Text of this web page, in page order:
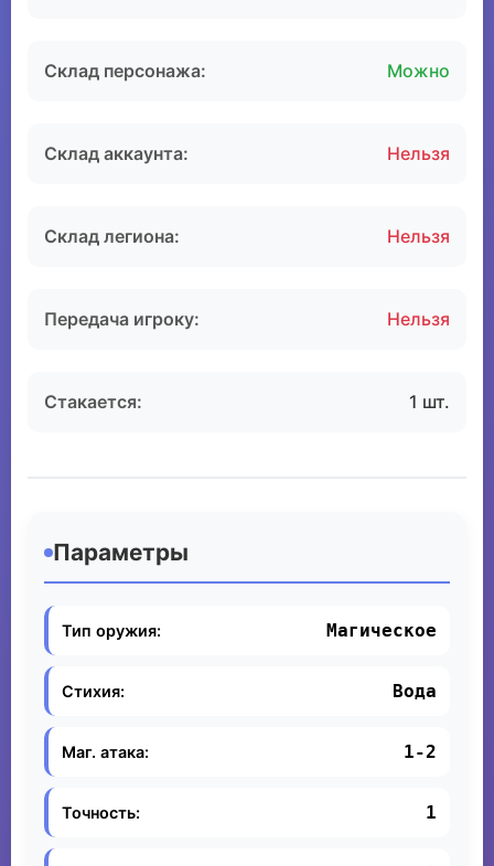
Склад персонажа: Можно
Склад аккаунта: Нельзя
Склад легиона: Нельзя
Передача игроку: Нельзя
Стакается: 1 шт.
Параметры
Тип оружия: Магическое
Стихия: Вода
Маг. атака: 1-2
Точность: 1